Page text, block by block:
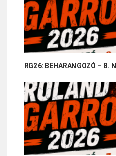
RG26: BEHARANGOZÓ – 8.